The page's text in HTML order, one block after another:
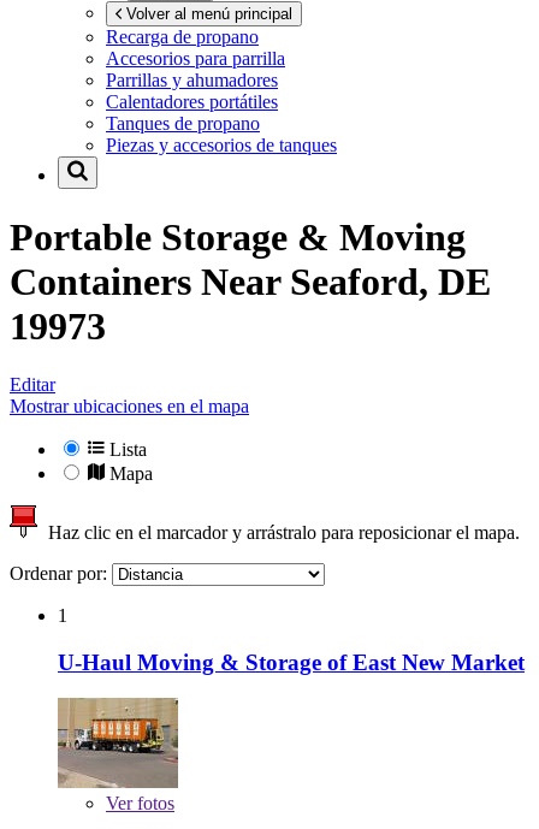
Volver al menú principal
Recarga de propano
Accesorios para parrilla
Parrillas y ahumadores
Calentadores portátiles
Tanques de propano
Piezas y accesorios de tanques
Portable Storage & Moving
Containers Near Seaford, DE
19973
Editar
Mostrar ubicaciones en el mapa
Lista
Mapa
Haz clic en el marcador y arrástralo para reposicionar el mapa.
Ordenar por:
1
U-Haul Moving & Storage of East New Market
Verfotos